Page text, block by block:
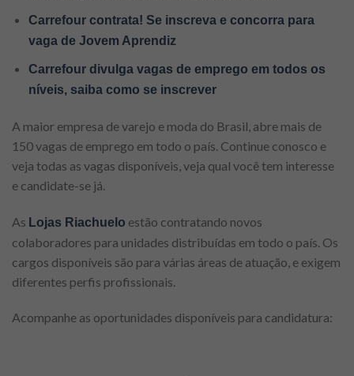
Carrefour contrata! Se inscreva e concorra para
vaga de Jovem Aprendiz
Carrefour divulga vagas de emprego em todos os
níveis, saiba como se inscrever
A maior empresa de varejo e moda do Brasil, abre mais de
150 vagas de emprego em todo o país. Continue conosco e
veja todas as vagas disponíveis, veja qual você tem interesse
e candidate-se já.
As Lojas Riachuelo estão contratando novos
colaboradores para unidades distribuídas em todo o país. Os
cargos disponíveis são para várias áreas de atuação, e exigem
diferentes perfis profissionais.
Acompanhe as oportunidades disponíveis para candidatura: